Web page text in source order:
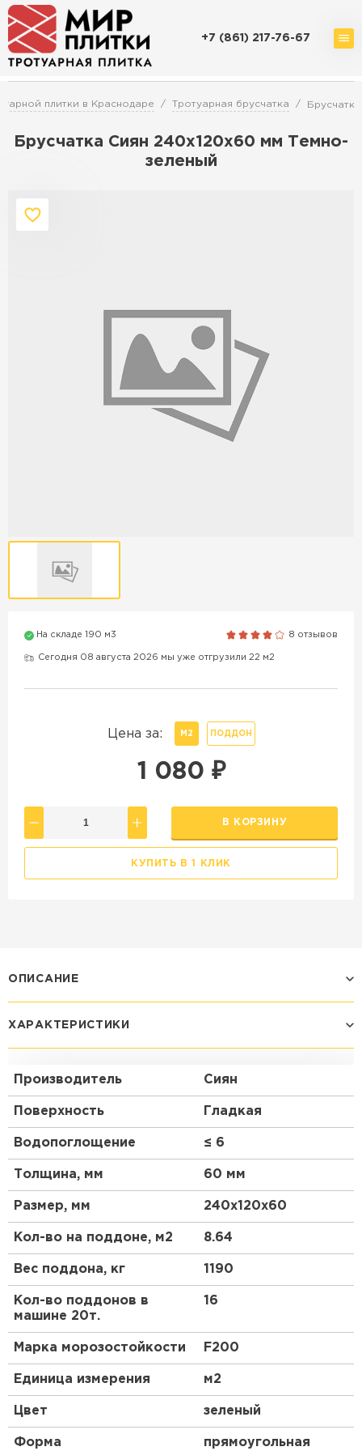
+7 (861) 217-76-67
плитки в Краснодаре Тротуарная брусчатка
Брусчатка Сиян 240x120x60 мм Темно-
зеленый
На складе 190 м3 8 отзывов
Сегодня 08 августа 2026 мы уже отгрузили 22 м2
Цена за: М2 ПОДДОН
1 080 ₽
В КОРЗИНУ
КУПИТЬ В 1 КЛИК
ОПИСАНИЕ
ХАРАКТЕРИСТИКИ
Производитель Сиян
Поверхность Гладкая
Водопоглощение ≤ 6
Толщина, мм 60 мм
Размер, мм 240х120х60
Кол-во на поддоне, м2 8.64
Вес поддона, кг 1190
Кол-во поддонов в
машине 20т.
16
Марка морозостойкости F200
Единица измерения м2
Цвет зеленый
Форма прямоугольная
Продажа бордюров в
Краснодаре
ПЕРЕЙТИ
ПОКАЗАТЬ БОЛЬШЕ
ВСЕ ПРОИЗВОДИТЕЛИ